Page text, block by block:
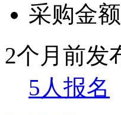
采购金
2个月前发
5人报名